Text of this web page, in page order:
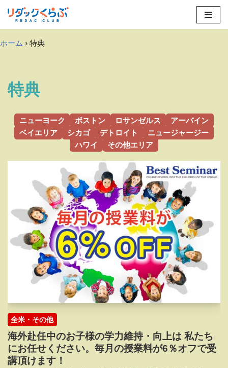
Skip
ホーム › 特典
特典
ニューヨーク ボストン ロサンゼルス
アーバイン
ベイエリア
シカゴ デトロイト
ニュージャージー
ハワイ
その他エリア
全米・その他
海外赴任中のお子様の学力維持・向上は 私たち
にお任せください。毎月の授業料が6％オフで受
講頂けます！